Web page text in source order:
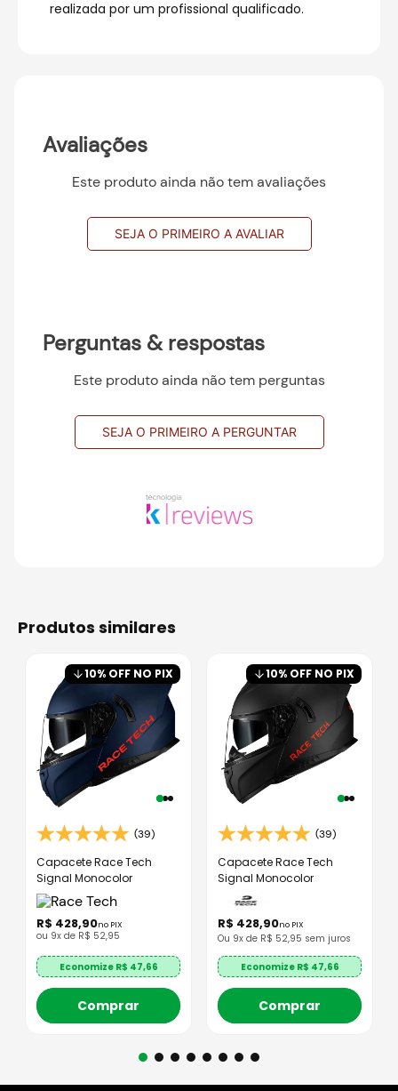
realizada por um profissional qualificado.
Avaliações
Este produto ainda não tem avaliações
SEJA O PRIMEIRO A AVALIAR
Perguntas & respostas
Este produto ainda não tem perguntas
SEJA O PRIMEIRO A PERGUNTAR
produtos similares
10% OFF NO PIX
(39)
Capacete Race Tech
Signal Monocolor
R$ 428,90no PIX
ou 9x de R$ 52,95
Economize R$ 47,66
Comprar
10% OFF NO PIX
(39)
Capacete Race Tech
Signal Monocolor
R$ 428,90no PIX
Ou 9x de R$ 52,95 sem juros
Economize R$ 47,66
Comprar